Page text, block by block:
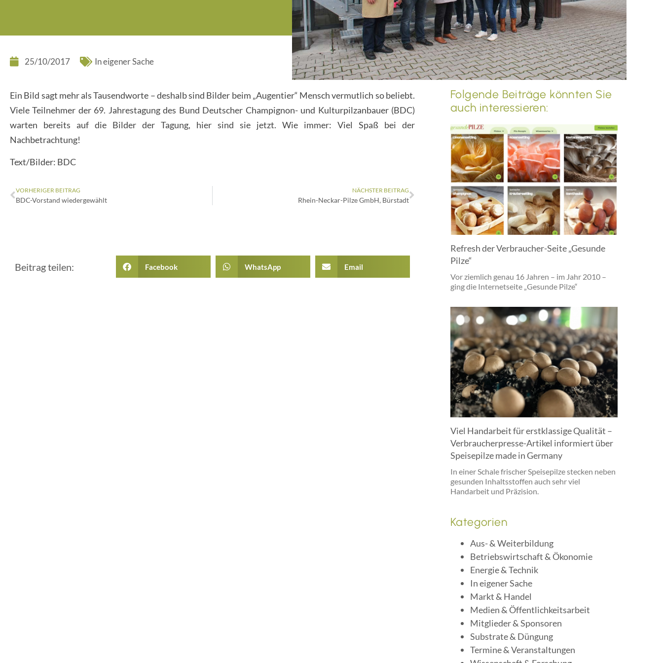
25/10/2017 In eigener Sache
Ein Bild sagt mehr als Tausendworte – deshalb sind Bilder beim „Augentier“ Mensch vermutlich so beliebt.
Viele Teilnehmer der 69. Jahrestagung des Bund Deutscher Champignon- und Kulturpilzanbauer (BDC)
warten bereits auf die Bilder der Tagung, hier sind sie jetzt. Wie immer: Viel Spaß bei der
Nachbetrachtung!
Text/Bilder: BDC
VORHERIGER BEITRAG
BDC-Vorstand wiedergewählt
NÄCHSTER BEITRAG
Rhein-Neckar-Pilze GmbH, Bürstadt
Beitrag teilen: Facebook WhatsApp Email
Folgende Beiträge könnten Sie
auch interessieren:
Refresh der Verbraucher-Seite „Gesunde
Pilze“
Vor ziemlich genau 16 Jahren – im Jahr 2010 –
ging die Internetseite „Gesunde Pilze“
Viel Handarbeit für erstklassige Qualität –
Verbraucherpresse-Artikel informiert über
Speisepilze made in Germany
In einer Schale frischer Speisepilze stecken neben
gesunden Inhaltsstoffen auch sehr viel
Handarbeit und Präzision.
Kategorien
Aus- & Weiterbildung
Betriebswirtschaft & Ökonomie
Energie & Technik
In eigener Sache
Markt & Handel
Medien & Öffentlichkeitsarbeit
Mitglieder & Sponsoren
Substrate & Düngung
Termine & Veranstaltungen